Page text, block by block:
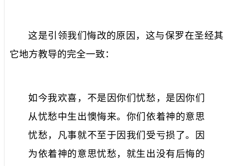
这是引领我们悔改的原因，这与保罗在圣经其
它地方教导的完全一致：
如今我欢喜，不是因你们忧愁，是因你们
从忧愁中生出懊悔来。你们依着神的意思
忧愁，凡事就不至于因我们受亏损了。因
为依着神的意思忧愁，就生出没有后悔的